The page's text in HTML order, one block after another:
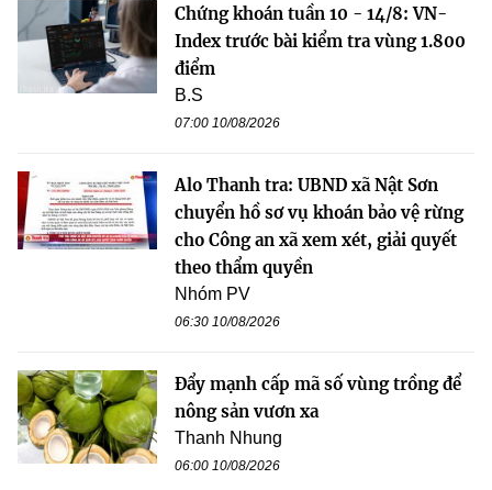
Chứng khoán tuần 10 - 14/8: VN-
Index trước bài kiểm tra vùng 1.800
điểm
B.S
07:00 10/08/2026
Alo Thanh tra: UBND xã Nật Sơn
chuyển hồ sơ vụ khoán bảo vệ rừng
cho Công an xã xem xét, giải quyết
theo thẩm quyền
Nhóm PV
06:30 10/08/2026
Đẩy mạnh cấp mã số vùng trồng để
nông sản vươn xa
Thanh Nhung
06:00 10/08/2026